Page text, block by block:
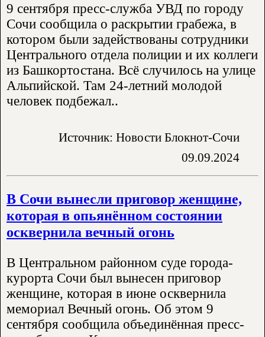
9 сентября пресс-служба УВД по городу
Сочи сообщила о раскрытии грабежа, в
котором были задействованы сотрудники
Центрального отдела полиции и их коллеги
из Башкортостана. Всё случилось на улице
Альпийской. Там 24-летний молодой
человек подбежал..
Источник: Новости Блокнот-Сочи
09.09.2024
В Сочи вынесли приговор женщине,
которая в опьянённом состоянии
осквернила вечный огонь
В Центральном районном суде города-
курорта Сочи был вынесен приговор
женщине, которая в июне осквернила
мемориал Вечный огонь. Об этом 9
сентября сообщила объединённая пресс-